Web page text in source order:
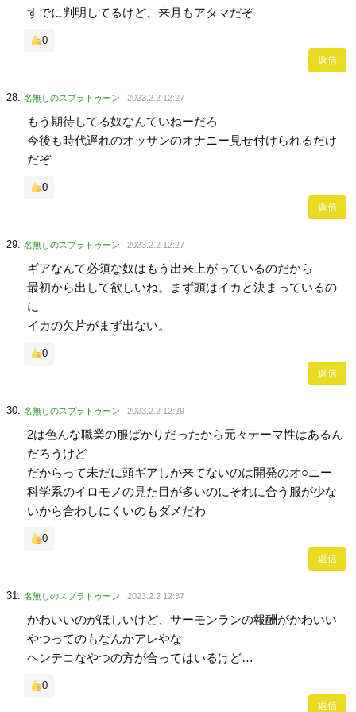
すでに判明してるけど、来月もアタマだぞ
0
返信
名無しのスプラトゥーン 2023.2.2 12:27
もう期待してる奴なんていねーだろ
今後も時代遅れのオッサンのオナニー見せ付けられるだけ
だぞ
0
返信
名無しのスプラトゥーン 2023.2.2 12:27
ギアなんて必須な奴はもう出来上がっているのだから
最初から出して欲しいね。まず頭はイカと決まっているの
に
イカの欠片がまず出ない。
0
返信
名無しのスプラトゥーン 2023.2.2 12:29
2は色んな職業の服ばかりだったから元々テーマ性はあるん
だろうけど
だからって未だに頭ギアしか来てないのは開発のオ○ニー
科学系のイロモノの見た目が多いのにそれに合う服が少な
いから合わしにくいのもダメだわ
0
返信
名無しのスプラトゥーン 2023.2.2 12:37
かわいいのがほしいけど、サーモンランの報酬がかわいい
やつってのもなんかアレやな
ヘンテコなやつの方が合ってはいるけど…
0
返信